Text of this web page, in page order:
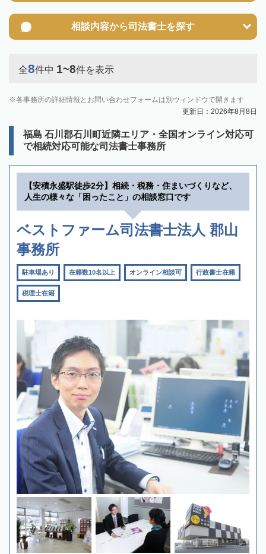
相談内容から司法書士を探す
全8件中 1~8件を表示
各事務所の詳細情報とお問い合わせフォームは別ウィンドウで開きます
更新日：2026年8月8日
福島 石川郡石川町近隣エリア・全国オンライン対応可
で相続対応可能な司法書士事務所
【安積永盛駅徒歩2分】相続・税務・住まいづくりなど、
人生の様々な「困ったこと」の相談窓口です
ベストファーム司法書士法人 郡山
事務所
駐車場あり 在籍数10名以上 オンライン相談可 行政書士在籍
税理士在籍